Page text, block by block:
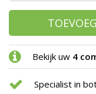
Bekijk uw 4
Specialist in